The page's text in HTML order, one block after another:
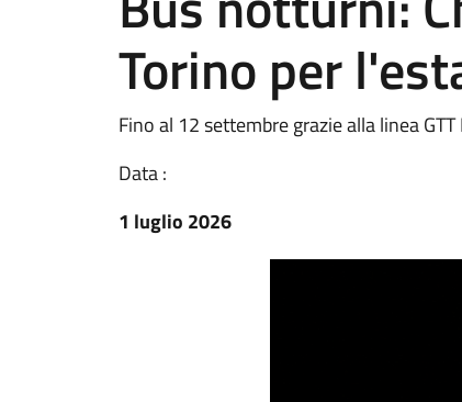
Torino per
Fino al 12 settembre grazie alla linea
Data :
1 luglio 2026